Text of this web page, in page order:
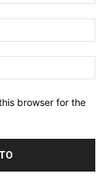
browser for the